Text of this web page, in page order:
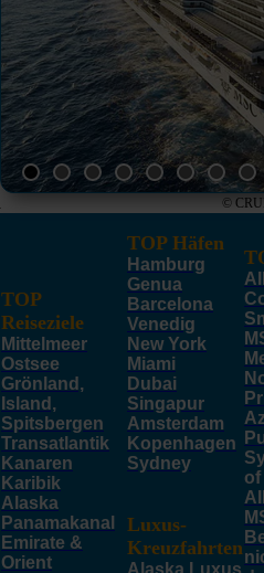
©
TOP
Reiseziele
Mittelmeer
Ostsee
Grönland,
Island,
Spitsbergen
Transatlantik
Kanaren
Karibik
Alaska
Panamakanal
Emirate &
Orient
TOP Häfen
Hamburg
Genua
Barcelona
Venedig
New York
Miami
Dubai
Singapur
Amsterdam
Kopenhagen
Sydney
Luxus-
Kreuzfahrten
Alaska Luxus
of